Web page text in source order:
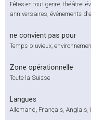
Fêtes en tout genre, théâtre,
anniversaires, événements
ne convient pas pour
Temps pluvieux,
Zone opérationnelle
Toute la Suisse
Langues
Allemand, Français, Anglais,